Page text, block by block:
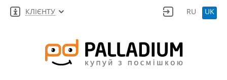
КЛІЄНТУ RU UK